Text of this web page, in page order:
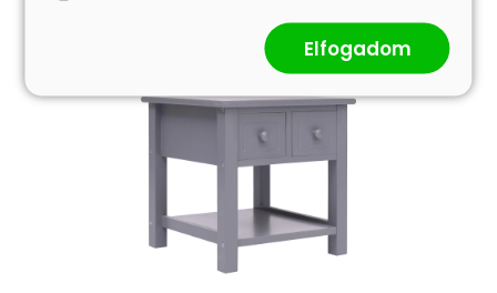
Elfogadom